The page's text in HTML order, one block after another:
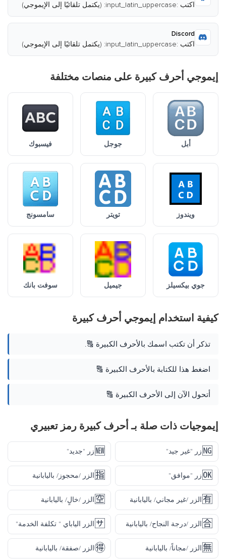
اكتب :input_latin_uppercase: (يكتمل تلقائيًا إلى الإيموجي)
Discord
اكتب :input_latin_uppercase: (يكتمل تلقائيًا إلى الإيموجي)
إيموجي أحرف كبيرة على منصات مختلفة
أبل جوجل فيسبوك
ويندوز تويتر سامسونج
جوي بيكسيلز جيميل سوفت بانك
كيفية استخدام إيموجي أحرف كبيرة
تذكر أن تكتب اسمك بالأحرف الكبيرة 🔠.
اضغط هذا للكتابة بالأحرف الكبيرة 🔠
أتحول الآن إلى الأحرف الكبيرة 🔠
إيموجيات ذات صلة بـ أحرف كبيرة رمز تعبيري
🆖 زر "غير جيد" 🆕 زر "جديد"
🆗 زر "موافق" 🈯 الزر /محجوز/ باليابانية
🈶 الزر /غير مجاني/ باليابانية 🈳 الزر /خالٍ/ باليابانية
🈴 الزر /درجة النجاح/ باليابانية 🈂️ الزر الياباي " تكلفة الخدمة"
🈚 الزر /مجاناً/ باليابانية 🉐الزر /صفقة/ باليابانية